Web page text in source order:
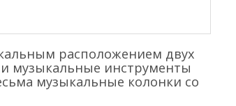
расположением двух
музыкальные инструменты
музыкальные колонки со